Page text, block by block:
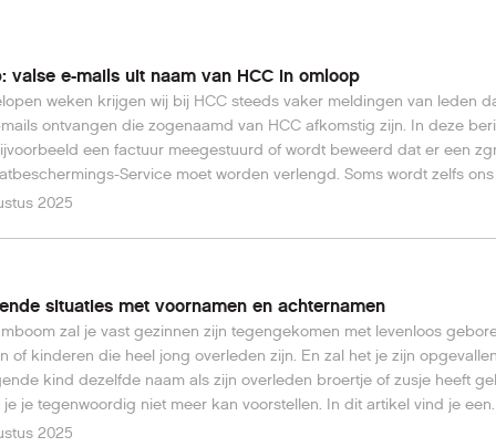
valse e-mails uit naam van HCC in omloop
weken krijgen wij bij HCC steeds vaker meldingen van leden
ontvangen die zogenaamd van HCC afkomstig zijn. In deze
een factuur meegestuurd of wordt beweerd dat er een
Service moet worden verlengd. Soms wordt zelfs
misbruikt om de mail er betrouwbaar uit te laten zien. Het doel van
2025
situaties met voornamen en achternamen
zal je vast gezinnen zijn tegengekomen met levenloos
of kinderen die heel jong overleden zijn. En zal het je zijn
kind dezelfde naam als zijn overleden broertje of zusje heeft
je je tegenwoordig niet meer kan voorstellen. In dit artikel vind je een
van hele uitzonderlijke situaties met voornamen en achternamen.
2025